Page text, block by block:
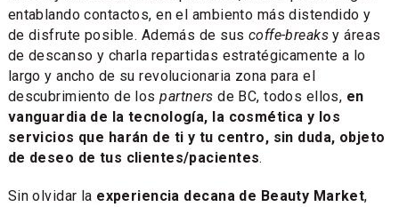
entablando contactos, en el ambiento más distendido y
de disfrute posible. Además de sus coffe-breaks y áreas
de descanso y charla repartidas estratégicamente a lo
largo y ancho de su revolucionaria zona para el
descubrimiento de lospartners de BC, todos ellos, en
vanguardia de la tecnología, la cosmética y los
servicios que harán de ti y tu centro, sin duda, objeto
de deseo de tus clientes/pacientes.
Sin olvidar la experiencia decana de Beauty Market,